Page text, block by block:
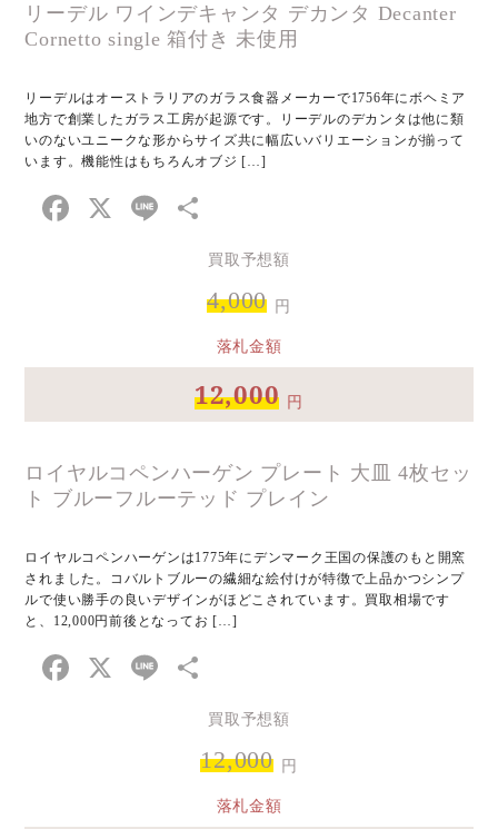
リーデル ワインデキャンタ デカンタ Decanter
Cornetto single 箱付き 未使用
リーデルはオーストラリアのガラス食器メーカーで1756年にボヘミア
地方で創業したガラス工房が起源です。リーデルのデカンタは他に類
いのないユニークな形からサイズ共に幅広いバリエーションが揃って
います。機能性はもちろんオブジ […]
Facebook
X Line
有
買取予想額
4,000 円
落札金額
12,000 円
ロイヤルコペンハーゲン プレート 大皿 4枚セッ
ト ブルーフルーテッド プレイン
ロイヤルコペンハーゲンは1775年にデンマーク王国の保護のもと開窯
されました。コバルトブルーの繊細な絵付けが特徴で上品かつシンプ
ルで使い勝手の良いデザインがほどこされています。買取相場です
と、12,000円前後となってお […]
Facebook
X Line
有
買取予想額
12,000 円
落札金額